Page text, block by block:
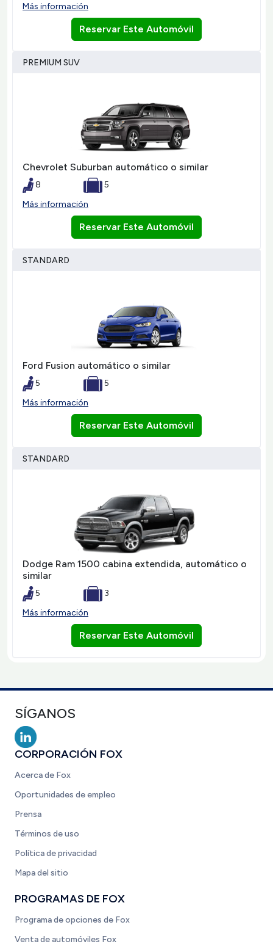
Más información
Reservar Este Automóvil
PREMIUM SUV
Chevrolet Suburban automático o similar
8
5
Más información
Reservar Este Automóvil
STANDARD
Ford Fusion automático o similar
5
5
Más información
Reservar Este Automóvil
STANDARD
Dodge Ram 1500 cabina extendida, automático o
similar
5
3
Más información
Reservar Este Automóvil
SÍGANOS
CORPORACIÓN FOX
Acerca de Fox
Oportunidades de empleo
Prensa
Términos de uso
Política de privacidad
Mapa del sitio
PROGRAMAS DE FOX
Programa de opciones de Fox
Venta de automóviles Fox